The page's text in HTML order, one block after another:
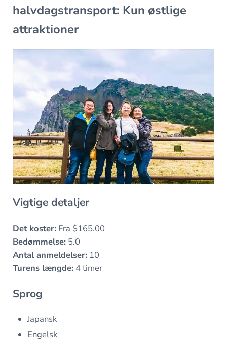
halvdagstransport: Kun østlige
attraktioner
Vigtige detaljer
Det koster:Fra $165.00
Bedømmelse:5.0
Antal anmeldelser:10
Turens længde:4 timer
Sprog
Japansk
Engelsk